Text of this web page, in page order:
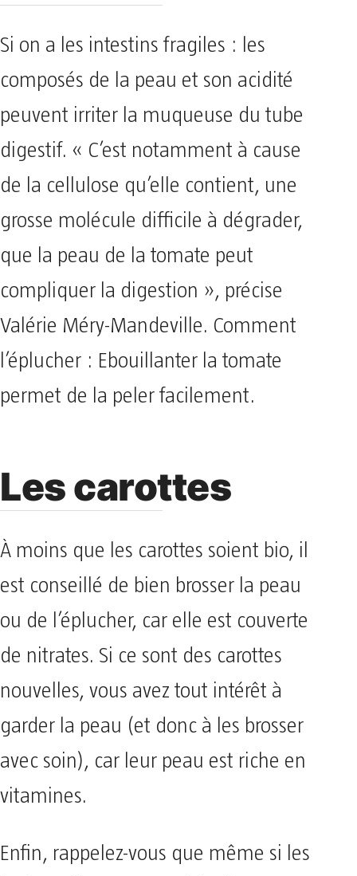
Si on a les intestins fragiles : les
composés de la peau et son acidité
peuvent irriter la muqueuse du tube
digestif. « C’est notamment à cause
de la cellulose qu’elle contient, une
grosse molécule difficile à dégrader,
que la peau de la tomate peut
compliquer la digestion », précise
Valérie Méry-Mandeville. Comment
l’éplucher : Ebouillanter la tomate
permet de la peler facilement.
Les carottes
À moins que les carottes soient bio, il
est conseillé de bien brosser la peau
ou de l’éplucher, car elle est couverte
de nitrates. Si ce sont des carottes
nouvelles, vous avez tout intérêt à
garder la peau (et donc à les brosser
avec soin), car leur peau est riche en
vitamines.
Enfin, rappelez-vous que même si les